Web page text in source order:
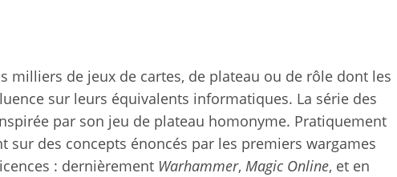
milliers de jeux de cartes, de plateau ou de rôle dont les
sur leurs équivalents informatiques. La série des
par son jeu de plateau homonyme. Pratiquement
des concepts énoncés par les premiers wargames
: dernièrement Warhammer, Magic Online, et en